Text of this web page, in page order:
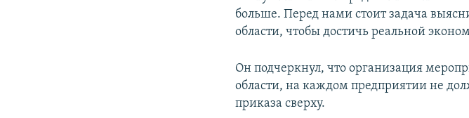
больше. Перед нами стоит задача
области, чтобы достичь реальной
Он подчеркнул, что организация
области, на каждом предприятии не
приказа сверху.